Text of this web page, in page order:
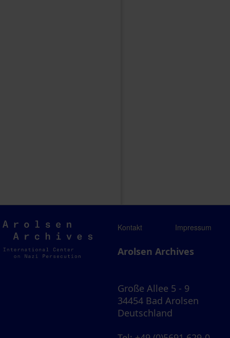
Arolsen
Archives
Kontakt Impressum
Arolsen Archives
Große Allee 5 - 9
34454 Bad Arolsen
Deutschland